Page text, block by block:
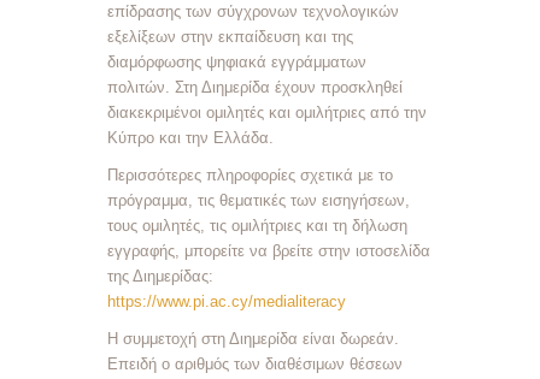
επίδρασης των σύγχρονων τεχνολογικών
εξελίξεων στην εκπαίδευση και της
διαμόρφωσης ψηφιακά εγγράμματων
πολιτών. Στη Διημερίδα έχουν προσκληθεί
διακεκριμένοι ομιλητές και ομιλήτριες από την
Κύπρο και την Ελλάδα.
Περισσότερες πληροφορίες σχετικά με το
πρόγραμμα, τις θεματικές των εισηγήσεων,
τους ομιλητές, τις ομιλήτριες και τη δήλωση
εγγραφής, μπορείτε να βρείτε στην ιστοσελίδα
της Διημερίδας:
https://www.pi.ac.cy/medialiteracy
Η συμμετοχή στη Διημερίδα είναι δωρεάν.
Επειδή ο αριθμός των διαθέσιμων θέσεων